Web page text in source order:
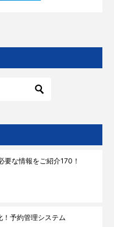
要な情報をご紹介170！
予約管理システム